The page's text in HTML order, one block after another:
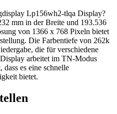
Lp156wh2-tlqa Display?
mm in der Breite und 193.536
von 1366 x 768 Pixeln bietet
Die Farbentiefe von 262k
die für verschiedene
arbeitet im TN-Modus
es eine schnelle
bietet.